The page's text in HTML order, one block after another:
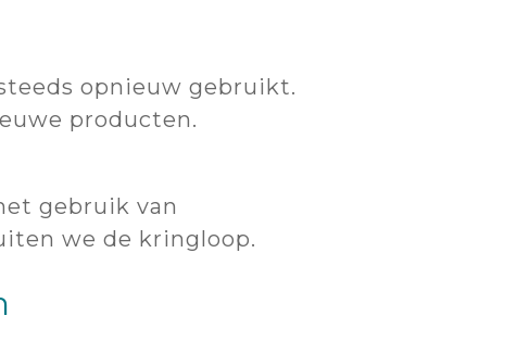
opnieuw gebruikt.
producten.
gebruik van
we de kringloop.